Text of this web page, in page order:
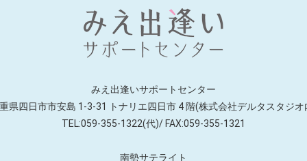
みえ出逢いサポートセンター
県四日市市安島 1-3-31 トナリエ四日市 4 階(株式会社デルタスタジオ
TEL:059-355-1322(代)/ FAX:059-355-1321
南勢サテライト